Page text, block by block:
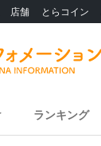
店舗 とらコイン
ランキング